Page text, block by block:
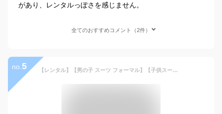
があり、レンタルっぽさを感じません。
全てのおすすめコメント（2件）
no. 5 【レンタル】【男の子 スーツ フォーマル】【子供スーツレンタル】【安心の4泊5日】【3日前お届け】【フォーマルシューズ・ベルトセット】【サイズ展開 160 170／b-135】WF by WANDER FACTORY ネイビー スリムハイクオリティスーツ ジュニア 結婚式 コンクール 発表会